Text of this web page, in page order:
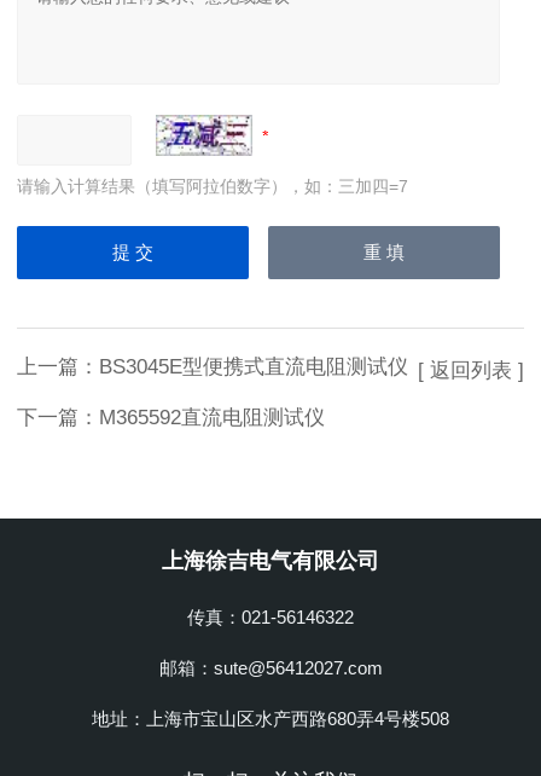
请输入计算结果（填写阿拉伯数字），如：三加四=7
上一篇： BS3045E型便携式直流电阻测试仪
下一篇： M365592直流电阻测试仪
[ 返回列表 ]
上海徐吉电气有限公司
传真：021-56146322
邮箱：sute@56412027.com
地址：上海市宝山区水产西路680弄4号楼508